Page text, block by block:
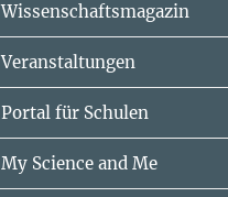
Wissenschaftsmagazin
Veranstaltungen
Portal für Schulen
My Science and Me